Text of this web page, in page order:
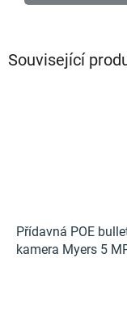
Související
Přídavná POE
kamera Myers 5